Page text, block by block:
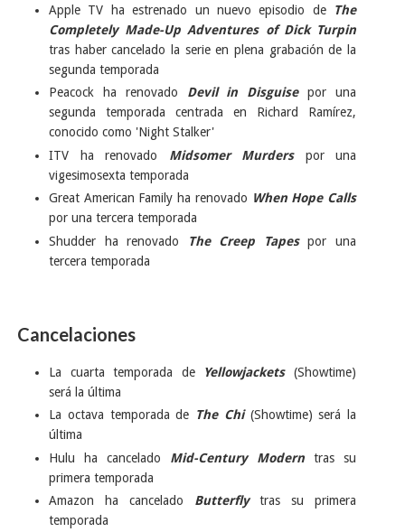
Apple TV ha estrenado un nuevo episodio de
The
Completely Made-Up Adventures of Dick Turpin
tras haber cancelado la serie en plena grabación de la
segunda temporada
Peacock ha renovado Devil in Disguisepor una
segunda temporada centrada en Richard Ramírez,
conocido como 'Night Stalker'
ITV ha renovado Midsomer Murderspor una
vigesimosexta temporada
Great American Family ha renovado When Hope Calls
por una tercera temporada
Shudder ha renovado
The Creep Tapespor una
tercera temporada
Cancelaciones
La cuarta temporada de Yellowjackets(Showtime)
será la última
La octava temporada de The Chi(Showtime) será la
última
Hulu ha cancelado Mid-Century Modern tras su
primera temporada
Amazon ha cancelado Butterflytras su primera
temporada